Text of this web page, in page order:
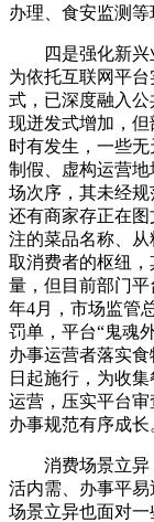
办理、食安监测等
四是强化新兴
为依托互联网平
式，已深度融入
现迸发式增加，
时有发生，一些
制假、虚构运营
场次序，其未经规
还有商家存正在
注的菜品名称、
取消费者的枢纽
量，但目前部门
年4月，市场监管
罚单，平台“鬼魂
办事运营者落实食
日起施行，为收
运营，压实平台
办事规范有序成长
消费场景立异
活内需、办事平
场景立异也面对一